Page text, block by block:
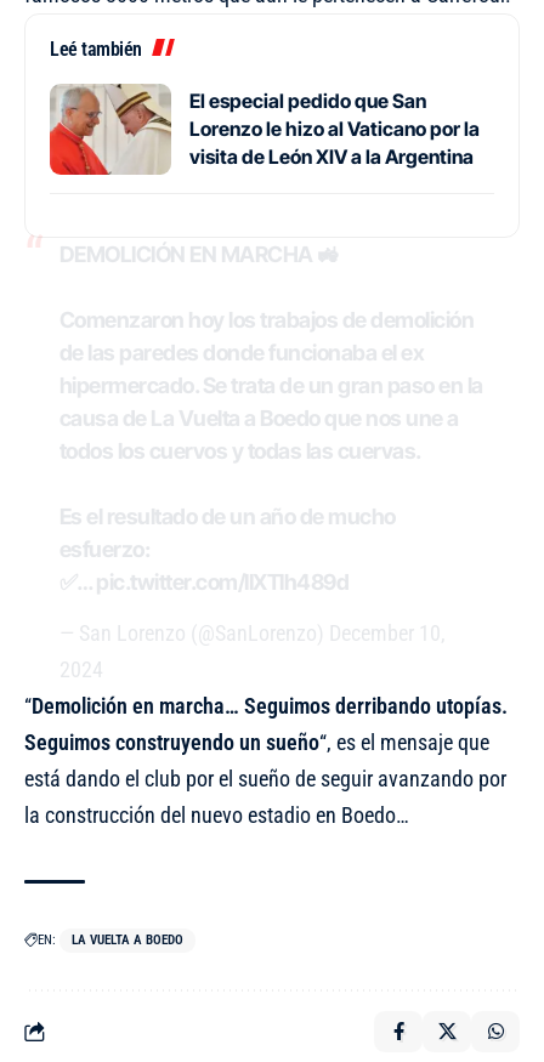
Leé también
El especial pedido que San
Lorenzo le hizo al Vaticano por la
visita de León XIV a la Argentina
DEMOLICIÓN EN MARCHA 🚜
Comenzaron hoy los trabajos de demolición
de las paredes donde funcionaba el ex
hipermercado. Se trata de un gran paso en la
causa de La Vuelta a Boedo que nos une a
todos los cuervos y todas las cuervas.
Es el resultado de un año de mucho
esfuerzo:
✅…pic.twitter.com/IIXTIh489d
— San Lorenzo (@SanLorenzo) December 10,
2024
“Demolición en marcha… Seguimos derribando utopías.
Seguimos construyendo un sueño“, es el mensaje que
está dando el club por el sueño de seguir avanzando por
la construcción del nuevo estadio en Boedo…
EN: LA VUELTA A BOEDO